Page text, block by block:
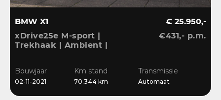
BMW X1
xDrive25e M-sport |
Trekhaak | Ambient |
€ 25.950,-
€431,- p.m.
Bouwjaar
02-11-2021
Km stand
70.344 km
Transmissie
Automaat